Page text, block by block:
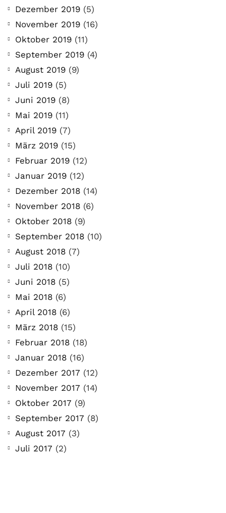
Dezember 2019 (5)
November 2019 (16)
Oktober 2019 (11)
September 2019 (4)
August 2019 (9)
Juli 2019 (5)
Juni 2019 (8)
Mai 2019 (11)
April 2019 (7)
März 2019 (15)
Februar 2019 (12)
Januar 2019 (12)
Dezember 2018 (14)
November 2018 (6)
Oktober 2018 (9)
September 2018 (10)
August 2018 (7)
Juli 2018 (10)
Juni 2018 (5)
Mai 2018 (6)
April 2018 (6)
März 2018 (15)
Februar 2018 (18)
Januar 2018 (16)
Dezember 2017 (12)
November 2017 (14)
Oktober 2017 (9)
September 2017 (8)
August 2017 (3)
Juli 2017 (2)